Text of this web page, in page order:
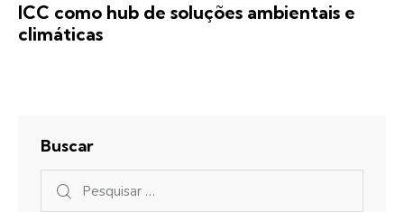
ICC como hub de soluções ambientais e
climáticas
Buscar